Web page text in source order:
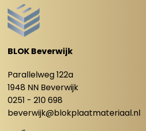
BLOK Beverwijk
Parallelweg 122a
1948 NN Beverwijk
0251 - 210 698
beverwijk@blokplaatmateriaal.nl